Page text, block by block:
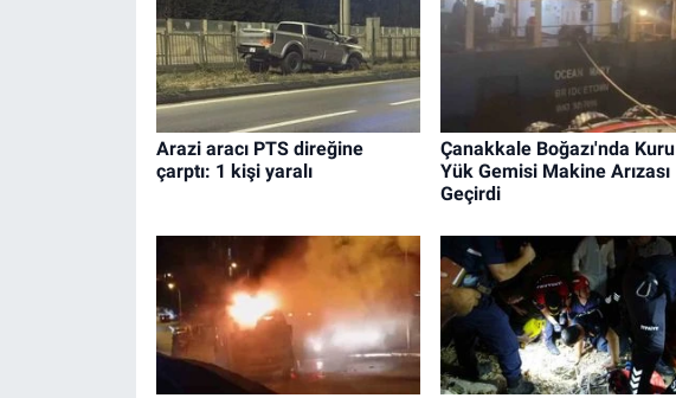
Arazi aracı PTS direğine
çarptı: 1 kişi yaralı
Çanakkale Boğazı'nda Kuru
Yük Gemisi Makine Arızası
Geçirdi